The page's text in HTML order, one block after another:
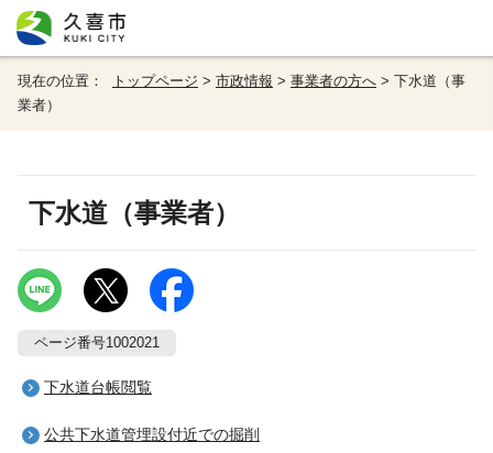
現在の位置： トップページ > 市政情報 > 事業者の方へ > 下水道（事
業者）
下水道（事業者）
ページ番号1002021
下水道台帳閲覧
公共下水道管埋設付近での掘削